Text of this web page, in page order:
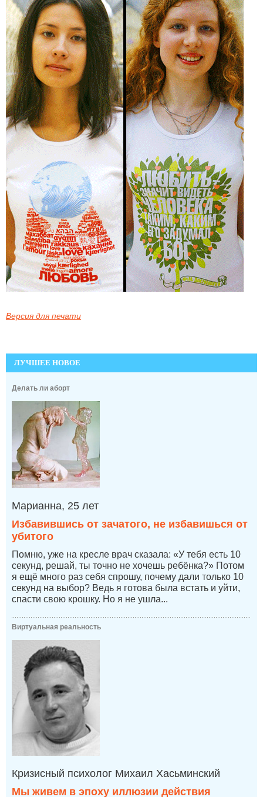
Версия для печати
ЛУЧШЕЕ НОВОЕ
Делать ли аборт
Марианна, 25 лет
Избавившись от зачатого, не избавишься от
убитого
Помню, уже на кресле врач сказала: «У тебя есть 10
секунд, решай, ты точно не хочешь ребёнка?» Потом
я ещё много раз себя спрошу, почему дали только 10
секунд на выбор? Ведь я готова была встать и уйти,
спасти свою крошку. Но я не ушла...
Виртуальная реальность
Кризисный психолог Михаил Хасьминский
Мы живем в эпоху иллюзии действия